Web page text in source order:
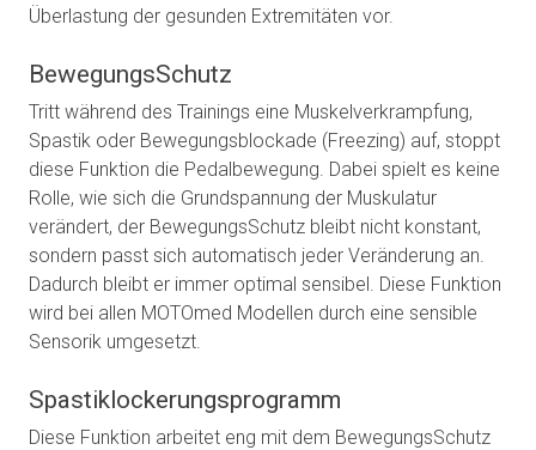
Überlastung der gesunden Extremitäten vor.
BewegungsSchutz
Tritt während des Trainings eine Muskelverkrampfung,
Spastik oder Bewegungsblockade (Freezing) auf, stoppt
diese Funktion die Pedalbewegung. Dabei spielt es keine
Rolle, wie sich die Grundspannung der Muskulatur
verändert, der BewegungsSchutz bleibt nicht konstant,
sondern passt sich automatisch jeder Veränderung an.
Dadurch bleibt er immer optimal sensibel. Diese Funktion
wird bei allen MOTOmed Modellen durch eine sensible
Sensorik umgesetzt.
Spastiklockerungsprogramm
Diese Funktion arbeitet eng mit dem BewegungsSchutz